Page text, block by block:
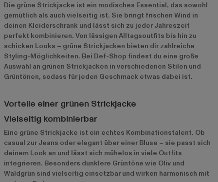
Die grüne Strickjacke ist ein modisches Essential, das sowohl
gemütlich als auch vielseitig ist. Sie bringt frischen Wind in
deinen Kleiderschrank und lässt sich zu jeder Jahreszeit
perfekt kombinieren. Von lässigen Alltagsoutfits bis hin zu
schicken Looks – grüne Strickjacken bieten dir zahlreiche
Styling-Möglichkeiten. Bei Def-Shop findest du eine große
Auswahl an grünen Strickjacken in verschiedenen Stilen und
Grüntönen, sodass für jeden Geschmack etwas dabei ist.
Vorteile einer grünen Strickjacke
Vielseitig kombinierbar
Eine grüne Strickjacke ist ein echtes Kombinationstalent. Ob
casual zur Jeans oder elegant über einer Bluse – sie passt sich
deinem Look an und lässt sich mühelos in viele Outfits
integrieren. Besonders dunklere Grüntöne wie Oliv und
Waldgrün sind vielseitig einsetzbar und wirken harmonisch mit